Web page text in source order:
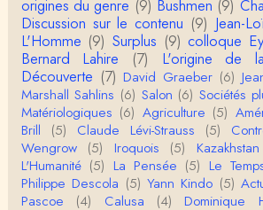
davantage une histoire qu'une
roland chaudat
Tout à fait d'accord avec vous
e n'ai lu qu'un de ses
Anonymous
Homo sapiens a clairement
0 ans. Tout d'abord, il y a la
Christophe Darmangeat
Cet article apporte de l'eau à
origines du genre (9) Bushmen (9)
Discussion sur le contenu (9) Jean-
L'Homme (9) Surplus (9) colloque
Bernard Lahire
(7) L'origine de
Découverte (7) David Graeber (6)
Marshall Sahlins (6) Salon (6) Sociétés
Matériologiques (6) Agriculture (5)
Brill
(5) Claude Lévi-Strauss (5)
Wengrow (5) Iroquois (5) Kazakhstan
L'Humanité (5) La Pensée (5) Le
Philippe Descola (5) Yann Kindo (5)
Pascoe
(4) Calusa (4) Dominique